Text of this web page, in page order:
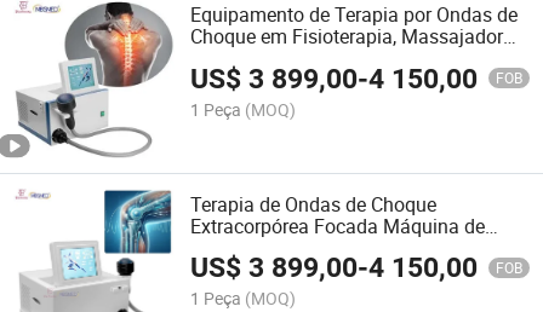
Equipamento de Terapia por Ondas de
Choque em Fisioterapia, Massajador
US$3 899,00-4 150,00 FOB
1 Peça (MOQ)
Terapia de Ondas de Choque
Extracorpórea Focada Máquina de
Ondas de Choque Reduzir Dor Corporal
Máquina de Terapia Física Portátil
US$3 899,00-4 150,00 FOB
1 Peça (MOQ)